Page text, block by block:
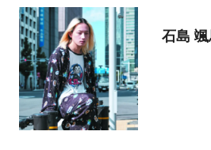
石島